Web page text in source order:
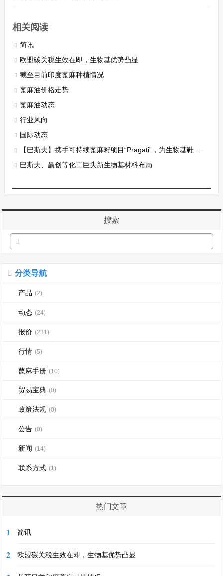
相关阅读
简讯
欧盟碳关税生效在即，生物基优势凸显
截至目前印度蓖麻种植情况
蓖麻油价格走势
蓖麻油动态
行业风向
国际动态
【巴斯夫】携手可持续蓖麻籽项目“Pragati”，为生物基鞋材推出可追溯性认证
巴斯夫、赢创等化工巨头新生物基材料布局
搜索
分类导航
产品 (2)
动态 (24)
报价 (231)
行情 (5)
蓖麻手册 (10)
贸易宝典 (0)
政策法规 (0)
公告 (0)
新闻 (14)
联系方式 (1)
热门文章
1 简讯
2 欧盟碳关税生效在即，生物基优势凸显